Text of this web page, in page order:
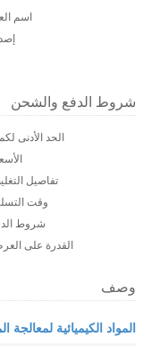
اسم
شروط الدفع والشحن
الحد الأدنى
تفاصيل
وقت
شروط
القدرة على
وصف
المواد الكيميائية لمعالجة